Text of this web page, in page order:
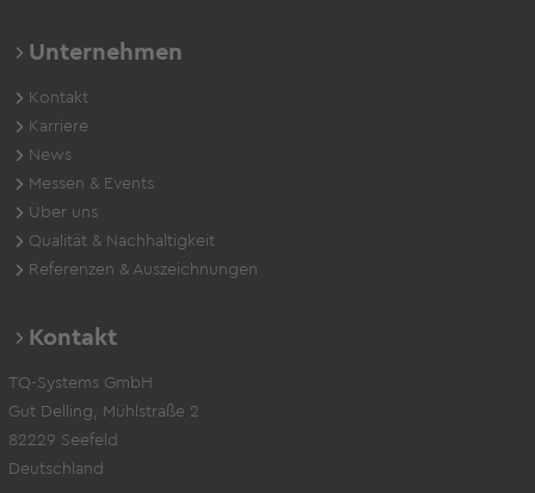
Unternehmen
Kontakt
Karriere
News
Messen & Events
Über uns
Qualität & Nachhaltigkeit
Referenzen & Auszeichnungen
Kontakt
TQ-Systems GmbH
Gut Delling, Mühlstraße 2
82229 Seefeld
Deutschland